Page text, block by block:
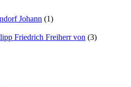
Johann (1)
Friedrich Freiherr von (3)